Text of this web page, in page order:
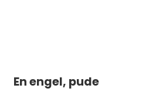
En engel, pude